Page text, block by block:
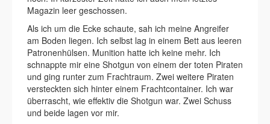
Magazin leer geschossen.
Als ich um die Ecke schaute, sah ich meine Angreifer
am Boden liegen. Ich selbst lag in einem Bett aus leeren
Patronenhülsen. Munition hatte ich keine mehr. Ich
schnappte mir eine Shotgun von einem der toten Piraten
und ging runter zum Frachtraum. Zwei weitere Piraten
versteckten sich hinter einem Frachtcontainer. Ich war
überrascht, wie effektiv die Shotgun war. Zwei Schuss
und beide lagen vor mir.